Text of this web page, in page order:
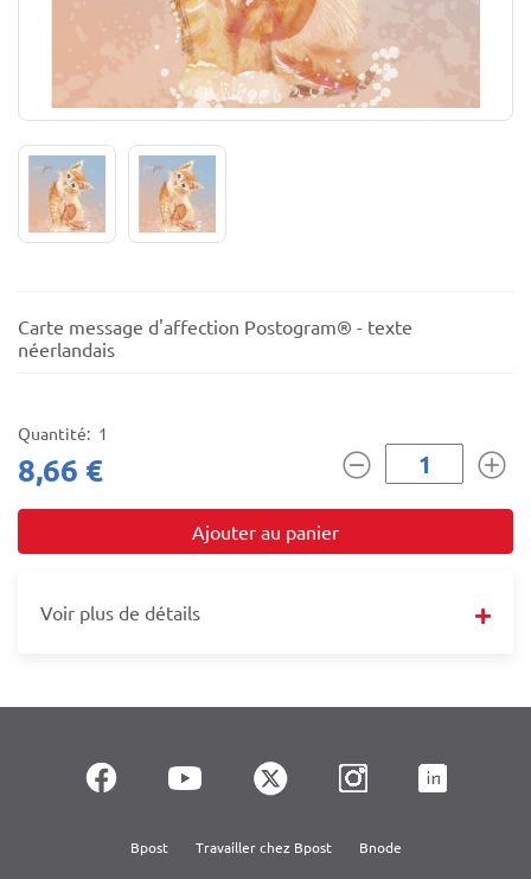
Carte message d'affection Postogram® - texte
néerlandais
Quantité 1
8,66 €
Voir plus de détails
Bpost Travailler chez Bpost Bnode